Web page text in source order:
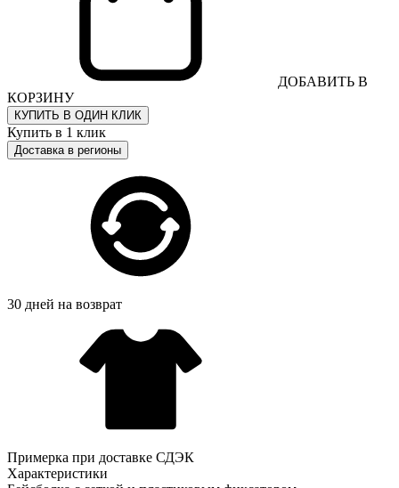
ДОБАВИТЬ В
КОРЗИНУ
КУПИТЬ В ОДИН КЛИК
Купить в 1 клик
Доставка в регионы
30 дней на возврат
Примерка при доставке СДЭК
Характеристики